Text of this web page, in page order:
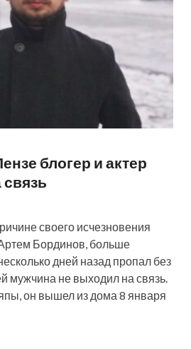
блогер и актер
своего исчезновения
Бординов, больше
дней назад пропал без
мужчина не выходил на связь.
он вышел из дома 8 января